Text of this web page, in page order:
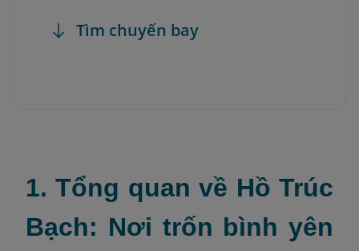
Tìm chuyến bay
1. Tổng quan về Hồ Trúc
Bạch: Nơi trốn bình yên